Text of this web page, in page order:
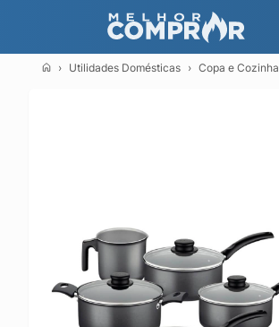
Utilidades Domésticas Copa e Cozinha